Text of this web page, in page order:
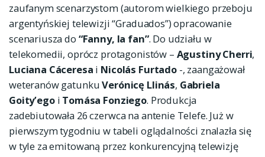
zaufanym scenarzystom (autorom wielkiego przeboju
argentyńskiej telewizji “Graduados”) opracowanie
scenariusza do “Fanny, la fan”. Do udziału w
telekomedii, oprócz protagonistów – Agustiny Cherri,
Luciana Cáceresa i Nicolás Furtado-, zaangażował
weteranów gatunkuVerónicę Llinás, Gabriela
Goity’egoi Tomása Fonziego. Produkcja
zadebiutowała 26 czerwca na antenie Telefe. Już w
pierwszym tygodniu w tabeli oglądalności znalazła się
w tyle za emitowaną przez konkurencyjną telewizję